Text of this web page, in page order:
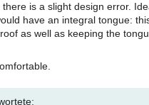
is a slight design error.
have an integral tongue:
as well as keeping the